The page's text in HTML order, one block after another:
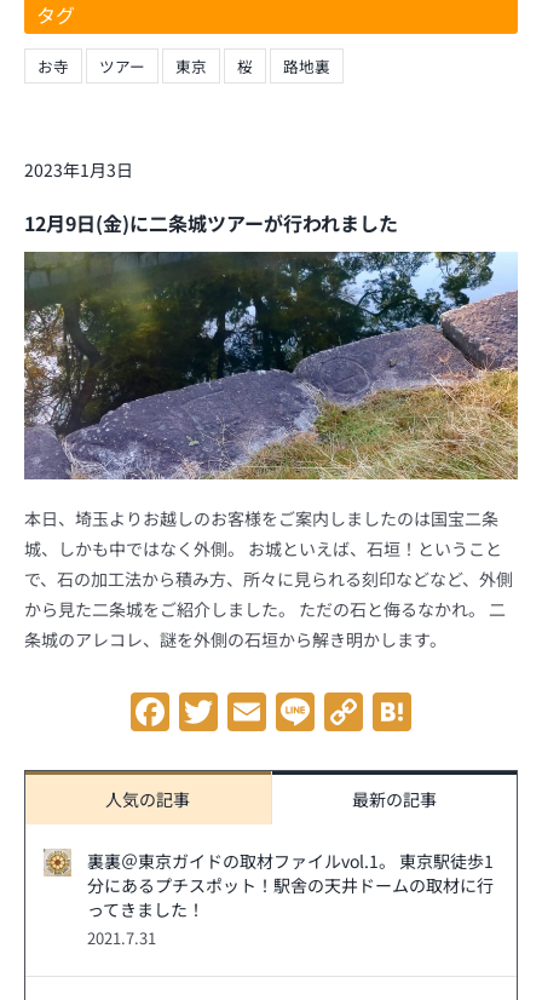
2023年1月3日
12月9日(金)に二条城ツアーが行われました
本日、埼玉よりお越しのお客様をご案内しましたのは国宝二条
城、しかも中ではなく外側。 お城といえば、石垣！ということ
で、石の加工法から積み方、所々に見られる刻印などなど、外側
から見た二条城をご紹介しました。 ただの石と侮るなかれ。 二
条城のアレコレ、謎を外側の石垣から解き明かします。
Facebook
Twitter
Email
LineCopy
人気の記事 最新の記事
裏裏＠東京ガイドの取材ファイルvol.1。 東京駅徒歩1
分にあるプチスポット！駅舎の天井ドームの取材に行
ってきました！
2021.7.31
タグ
お寺 ツアー 東京 桜 路地裏